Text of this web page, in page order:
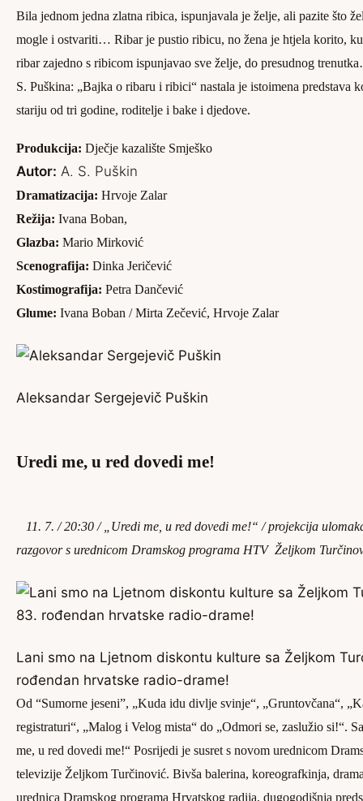
Bila jednom jedna zlatna ribica, ispunjavala je želje, ali pazite što
mogle i ostvariti… Ribar je pustio ribicu, no žena je htjela korito,
ribar zajedno s ribicom ispunjavao sve želje, do presudnog
S. Puškina: „Bajka o ribaru i ribici“ nastala je istoimena predstava
stariju od tri godine, roditelje i bake i djedove.
Produkcija: Dječje kazalište Smješko
Autor: A. S. Puškin
Dramatizacija: Hrvoje Zalar
Režija: Ivana Boban,
Glazba: Mario Mirković
Scenografija: Dinka Jeričević
Kostimografija: Petra Dančević
Glume: Ivana Boban / Mirta Zečević, Hrvoje Zalar
Aleksandar Sergejevič Puškin
Uredi me, u red dovedi me!
11. 7. / 20:30 / „Uredi me, u red dovedi me!“ / projekcija
razgovor s urednicom Dramskog programa HTV Željkom
Lani smo na Ljetnom diskontu kulture sa Željkom
rođendan hrvatske radio-drame!
Od “Sumorne jeseni”, „Kuda idu divlje svinje“, „Gruntovčana“,
registraturi“, „Malog i Velog mista“ do „Odmori se, zaslužio si!“.
me, u red dovedi me!“ Posrijedi je susret s novom urednicom
televizije Željkom Turčinović. Bivša balerina, koreografkinja,
urednica Dramskog programa Hrvatskog radija, dugogodišnja